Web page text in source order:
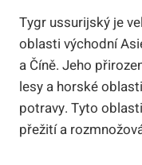
Tygr ussurijský je
oblasti východní
a Číně. Jeho
lesy a horské
potravy. Tyto
přežití a